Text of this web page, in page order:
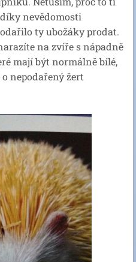
nevědomosti
ty ubožáky prodat.
na zvíře s nápadně
mají být normálně bílé,
nepodařený žert